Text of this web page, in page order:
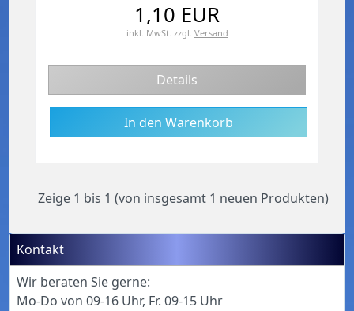
1,10 EUR
inkl. MwSt. zzgl. Versand
Details
Zeige 1 bis 1 (von insgesamt 1 neuen Produkten)
Kontakt
Wir beraten Sie gerne:
Mo-Do von 09-16 Uhr, Fr. 09-15 Uhr